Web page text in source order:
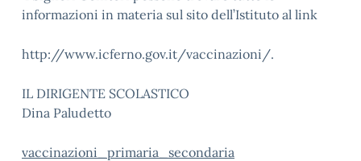
informazioni in materia sul sito dell’Istituto al link
http://www.icferno.gov.it/vaccinazioni/.
IL DIRIGENTE SCOLASTICO
Dina Paludetto
vaccinazioni_primaria_secondaria